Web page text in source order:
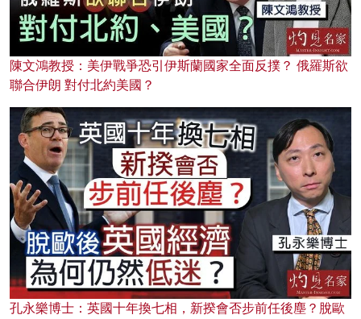
陳文鴻教授：美伊戰爭恐引伊斯蘭國家全面反撲？ 俄羅斯欲
聯合伊朗 對付北約美國？
孔永樂博士：英國十年換七相，新揆會否步前任後塵？脫歐